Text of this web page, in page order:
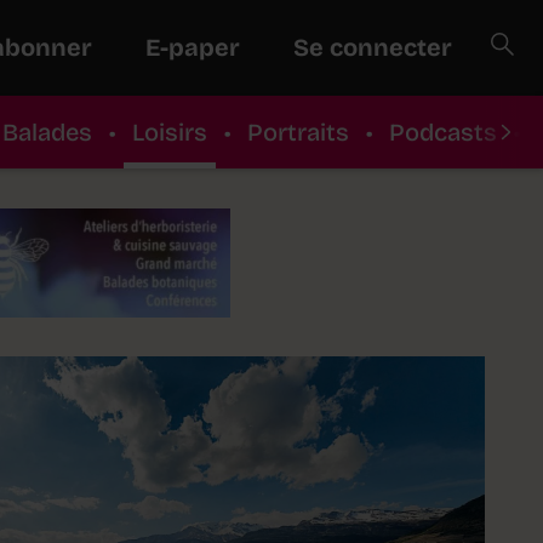
E-paper Se connecter
Balades • Loisirs • Portraits • Podcasts